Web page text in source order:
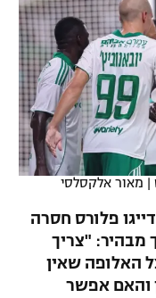
| מאור אלקסלסי
פלורס חסרה
"צריך
האלופה שאין
והאם אפשר